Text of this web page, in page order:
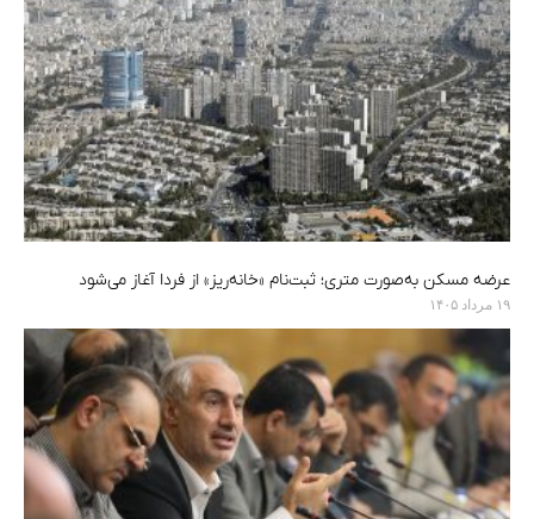
عرضه مسکن به‌صورت متری؛ ثبت‌نام «خانه‌ریز» از فردا آغاز می‌شود
۱۹ مرداد ۱۴۰۵